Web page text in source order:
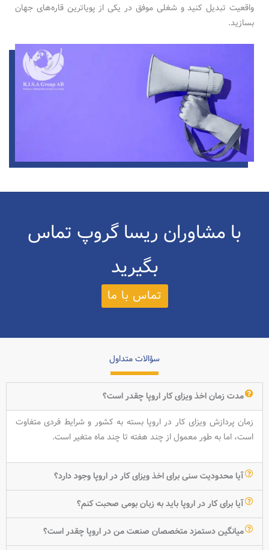
واقعیت تبدیل کنید و شغلی موفق در یکی از پویاترین قاره‌های جهان
بسازید.
با مشاوران ریسا گروپ تماس
بگیرید
تماس با ما
سؤالات متداول
مدت زمان اخذ ویزای کار اروپا چقدر است؟
زمان پردازش ویزای کار در اروپا بسته به کشور و شرایط فردی متفاوت
است، اما به طور معمول از چند هفته تا چند ماه متغیر است.
آیا محدودیت سنی برای اخذ ویزای کار در اروپا وجود دارد؟
آیا برای کار در اروپا باید به زبان بومی صحبت کنم؟
میانگین دستمزد متخصصان صنعت من در اروپا چقدر است؟